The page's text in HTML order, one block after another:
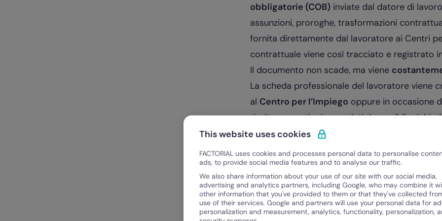
obbligatorie (COB)inviate dal datore di
assunzioni, proroghe, trasformazioni
fornita direttamente dal lavoratore ai Centri
contrattuale viene così tracciato e registrato
Il documento non scade, ma viene
La scheda professionale del lavoratore viene
al Centro per l’Impiego oppure in occasione
risultano errati o incompleti, è possibile
riferimento, presentando la documentazione
Cosa contiene la scheda anagrafica
Quali sono, nel dettaglio, i dati che sono
professionale?
La scheda è articolata in diverse sezioni, che
di lavoro per generare un contratto.
This website uses cookies
FACTORIAL uses cookies and processes personal data to personalise
ads, to provide social media features and to analyse our traffic.
We also share information about your use of our site with our social media,
advertising and analytics partners, including Google, who may combine it
other information that you've provided to them or that they've collected
use of their services. Google and partners will use your personal data for ad
personalization and measurement, analytics, functionality, personalization,